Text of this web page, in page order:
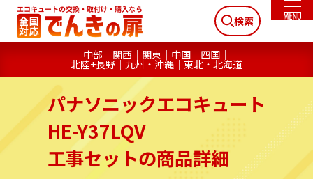
検索
中部 関西 関東 中国 四国
北陸+長野 九州・沖縄 東北・北海道
パナソニックエコキュート
HE-Y37LQV
工事セットの商品詳細